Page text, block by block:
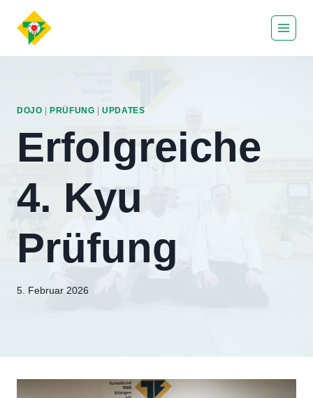
Inhalt
DOJO PRÜFUNG |UPDATES
Erfolgreiche
4. Kyu
Prüfung
Von
5. Februar 2026